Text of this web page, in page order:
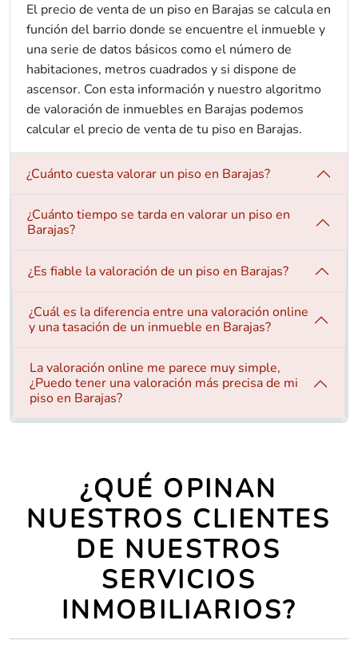
El precio de venta de un piso en Barajas se calcula en
función del barrio donde se encuentre el inmueble y
una serie de datos básicos como el número de
habitaciones, metros cuadrados y si dispone de
ascensor. Con esta información y nuestro algoritmo
de valoración de inmuebles en Barajas podemos
calcular el precio de venta de tu piso en Barajas.
¿Cuánto cuesta valorar un piso en Barajas?
¿Cuánto tiempo se tarda en valorar un piso en
Barajas?
¿Es fiable la valoración de un piso en Barajas?
¿Cuál es la diferencia entre una valoración online
y una tasación de un inmueble en Barajas?
La valoración online me parece muy simple,
¿Puedo tener una valoración más precisa de mi
piso en Barajas?
¿QUÉ OPINAN
NUESTROS CLIENTES
DE NUESTROS
SERVICIOS
INMOBILIARIOS?